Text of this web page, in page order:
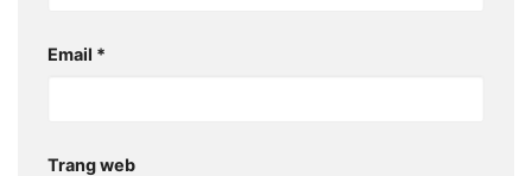
Email *
Trang web